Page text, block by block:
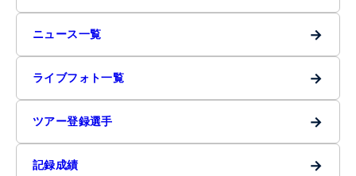
ニュース一覧 →
ライブフォト一覧 →
ツアー登録選手 →
記録成績 →